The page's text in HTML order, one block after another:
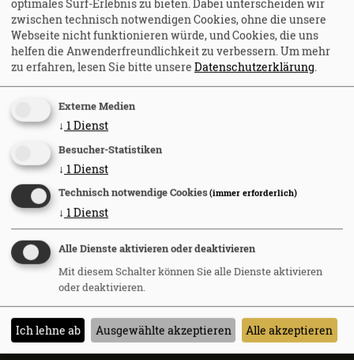
Newsletter abonnieren
Sicherer Umgang mit Karte und PIN
Sicherer Umgang mit der Karte
Shoulder Surfing
optimales Surf-Erlebnis zu bieten. Dabei unterscheiden wir
zwischen technisch notwendigen Cookies, ohne die unsere
Webseite nicht funktionieren würde, und Cookies, die uns
helfen die Anwenderfreundlichkeit zu verbessern. Um mehr
zu erfahren, lesen Sie bitte unsere Datenschutzerklärung.
Externe Medien
↓ 1 Dienst
Besucher-Statistiken
↓ 1 Dienst
Technisch notwendige Cookies(immer erforderlich)
↓ 1Dienst
Alle Dienste aktivieren oder deaktivieren
Mit diesem Schalter können Sie alle Dienste aktivieren
oder deaktivieren.
Ich lehne ab Ausgewählte akzeptieren Alle akzeptieren